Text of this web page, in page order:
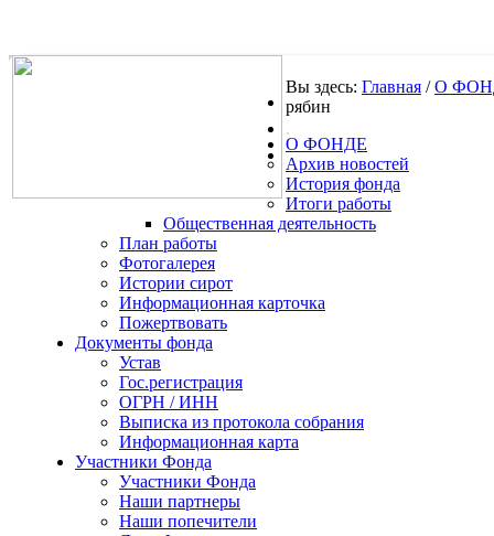
.
Вы здесь: Главная /О
рябин
О ФОНДЕ
Архив новостей
История фонда
Итоги работы
Общественная деятельность
План работы
Фотогалерея
Истории сирот
Информационная карточка
Пожертвовать
Документы фонда
Устав
Гос.регистрация
ОГРН / ИНН
Выписка из протокола собрания
Информационная карта
Участники Фонда
Участники Фонда
Наши партнеры
Наши попечители